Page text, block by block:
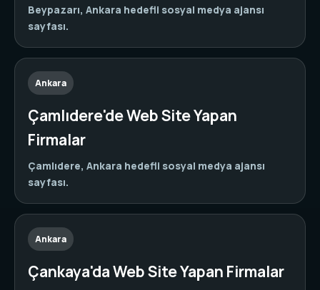
Beypazarı, Ankara hedefli sosyal medya ajansı
sayfası.
Ankara
Çamlıdere'de Web Site Yapan
Firmalar
Çamlıdere, Ankara hedefli sosyal medya ajansı
sayfası.
Ankara
Çankaya'da Web Site Yapan Firmalar